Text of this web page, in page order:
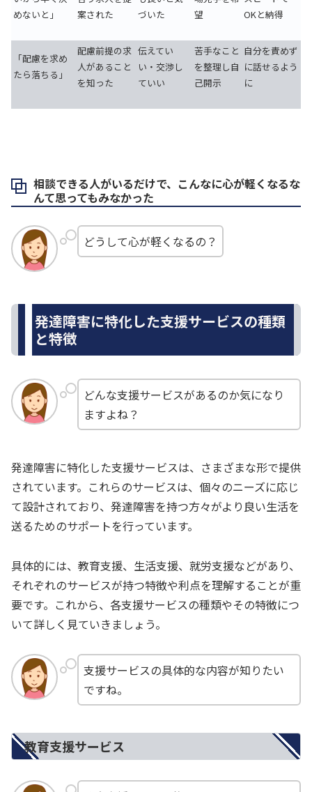
めないと」
案された
づいた
望
OKと納得
「配慮を求め
たら落ちる」
配慮前提の求
人があること
を知った
伝えてい
い・交渉し
ていい
苦手なこと
を整理し自
己開示
自分を責めず
に話せるよう
に
相談できる人がいるだけで、こんなに心が軽くなるな
んて思ってもみなかった
どうして心が軽くなるの？
発達障害に特化した支援サービスの種類
と特徴
どんな支援サービスがあるのか気になり
ますよね？
発達障害に特化した支援サービスは、さまざまな形で提供
されています。これらのサービスは、個々のニーズに応じ
て設計されており、発達障害を持つ方々がより良い生活を
送るためのサポートを行っています。
具体的には、教育支援、生活支援、就労支援などがあり、
それぞれのサービスが持つ特徴や利点を理解することが重
要です。これから、各支援サービスの種類やその特徴につ
いて詳しく見ていきましょう。
支援サービスの具体的な内容が知りたい
ですね。
教育支援サービス